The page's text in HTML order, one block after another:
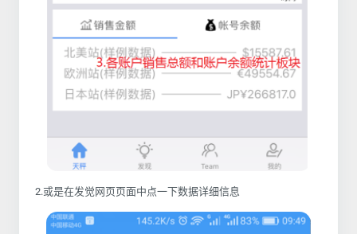
2.或是在发觉网页页面中点一下数据详细信息